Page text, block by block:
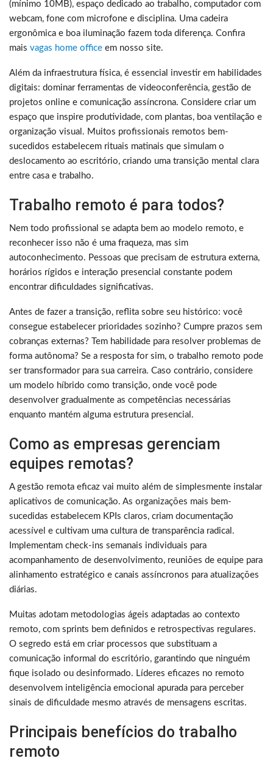
(mínimo 10MB), espaço dedicado ao trabalho, computador com
webcam, fone com microfone e disciplina. Uma cadeira
ergonômica e boa iluminação fazem toda diferença. Confira
mais vagas home office em nosso site.
Além da infraestrutura física, é essencial investir em habilidades
digitais: dominar ferramentas de videoconferência, gestão de
projetos online e comunicação assíncrona. Considere criar um
espaço que inspire produtividade, com plantas, boa ventilação e
organização visual. Muitos profissionais remotos bem-
sucedidos estabelecem rituais matinais que simulam o
deslocamento ao escritório, criando uma transição mental clara
entre casa e trabalho.
Trabalho remoto é para todos?
Nem todo profissional se adapta bem ao modelo remoto, e
reconhecer isso não é uma fraqueza, mas sim
autoconhecimento. Pessoas que precisam de estrutura externa,
horários rígidos e interação presencial constante podem
encontrar dificuldades significativas.
Antes de fazer a transição, reflita sobre seu histórico: você
consegue estabelecer prioridades sozinho? Cumpre prazos sem
cobranças externas? Tem habilidade para resolver problemas de
forma autônoma? Se a resposta for sim, o trabalho remoto pode
ser transformador para sua carreira. Caso contrário, considere
um modelo híbrido como transição, onde você pode
desenvolver gradualmente as competências necessárias
enquanto mantém alguma estrutura presencial.
Como as empresas gerenciam
equipes remotas?
A gestão remota eficaz vai muito além de simplesmente instalar
aplicativos de comunicação. As organizações mais bem-
sucedidas estabelecem KPIs claros, criam documentação
acessível e cultivam uma cultura de transparência radical.
Implementam check-ins semanais individuais para
acompanhamento de desenvolvimento, reuniões de equipe para
alinhamento estratégico e canais assíncronos para atualizações
diárias.
Muitas adotam metodologias ágeis adaptadas ao contexto
remoto, com sprints bem definidos e retrospectivas regulares.
O segredo está em criar processos que substituam a
comunicação informal do escritório, garantindo que ninguém
fique isolado ou desinformado. Líderes eficazes no remoto
desenvolvem inteligência emocional apurada para perceber
sinais de dificuldade mesmo através de mensagens escritas.
Principais benefícios do trabalho
remoto